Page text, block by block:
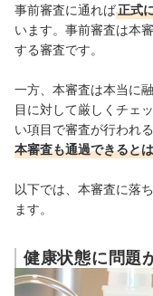
事前審査に通れば正式
います。事前審査は本
する審査です。
一方、本審査は本当に
目に対して厳しくチェ
い項目で審査が行われる
本審査も通過できると
以下では、本審査に落
ます。
健康状態に問題